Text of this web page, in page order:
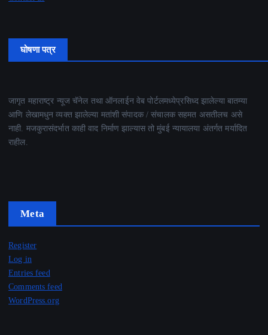
घोषणा पत्र
जागृत महाराष्ट्र न्यूज चॅनेल तथा ऑनलाईन वेब पोर्टलमध्येप्रसिध्द झालेल्या बातम्या
आणि लेखामधुन व्यक्त झालेल्या मतांशी संपादक / संचालक सहमत असतीलच असे
नाही. मजकुरासंदर्भात काही वाद निर्माण झाल्यास तो मुंबई न्यायालया अंतर्गत मर्यादित
राहील.
Meta
Register
Log in
Entries feed
Comments feed
WordPress.org